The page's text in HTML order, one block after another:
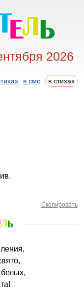
2026
в смс в стихах
Скопировать